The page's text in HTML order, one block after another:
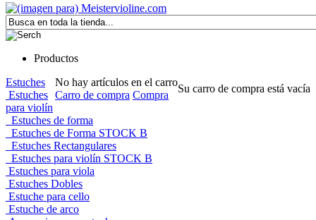
Productos
No hay artículos en el carro
Carro de compra Compra
Su carro de compra está vacía
Estuches
Estuches
para violín
Estuches de forma
Estuches de Forma STOCK B
Estuches Rectangulares
Estuches para violín STOCK B
Estuches para viola
Estuches Dobles
Estuche para cello
Estuche de arco